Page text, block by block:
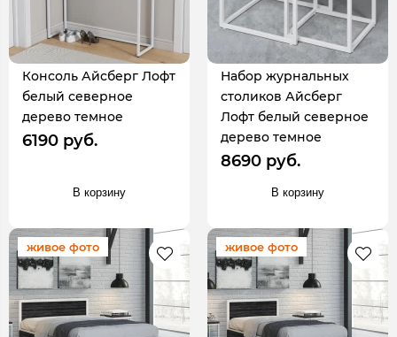
Консоль Айсберг Лофт
белый северное
дерево темное
6190 руб.
В корзину
Набор журнальных
столиков Айсберг
Лофт белый северное
дерево темное
8690 руб.
В корзину
живое фото живое фото